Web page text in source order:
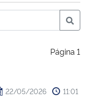
Página 1
22/05/2026 11:01